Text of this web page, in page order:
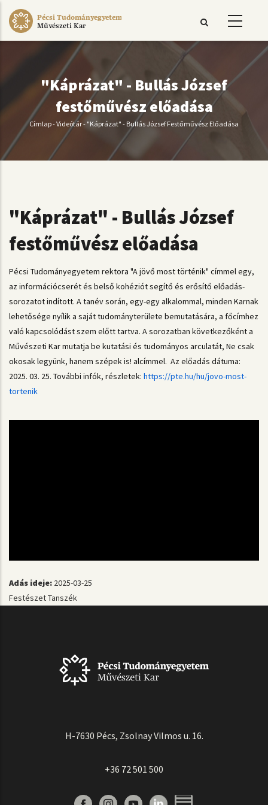
Ugrás
Pécsi Tudományegyetem
Művészeti Kar
"Káprázat" - Bullás József
festőművész előadása
Morzsa
Címlap-Videótár- "Káprázat" - Bullás József Festőművész Előadása
"Káprázat" - Bullás József
festőművész előadása
Pécsi Tudományegyetem rektora "A jövő most történik" címmel egy,
az információcserét és belső kohéziót segítő és erősítő előadás-
sorozatot indított. A tanév során, egy-egy alkalommal, minden Karnak
lehetősége nyílik a saját tudományterülete bemutatására, a főcímhez
való kapcsolódást szem előtt tartva. A sorozatban következőként a
Művészeti Kar mutatja be kutatási és tudományos arculatát, Ne csak
okosak legyünk, hanem szépek is! alcímmel. Az előadás dátuma:
2025. 03. 25. További infók, részletek: https://pte.hu/hu/jovo-most-
tortenik
Adás ideje: 2025-03-25
Festészet Tanszék
H-7630 Pécs, Zsolnay Vilmos u. 16.
+36 72 501 500